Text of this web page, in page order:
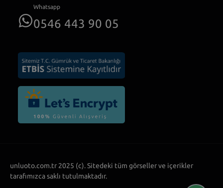
Whatsapp
0546 443 90 05
unluoto.com.tr 2025 (c). Sitedeki tüm görseller ve içerikler
tarafımızca saklı tutulmaktadır.